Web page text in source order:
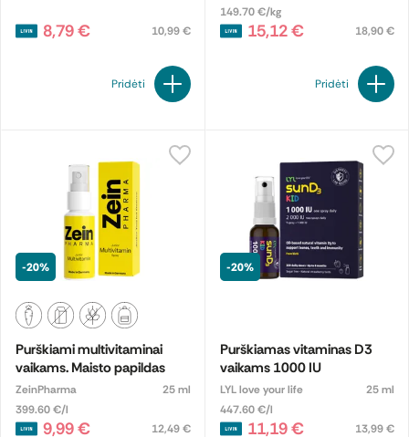
8,79 € 10,99 €
Pridėti
149.70 €/kg
15,12 € 18,90 €
Pridėti
-20%
Purškiami multivitaminai
vaikams. Maisto papildas
ZeinPharma
25 ml
399.60 €/l
9,99 € 12,49 €
-20%
Purškiamas vitaminas D3
vaikams 1000 IU
LYL love your life
25 ml
447.60 €/l
11,19 € 13,99 €